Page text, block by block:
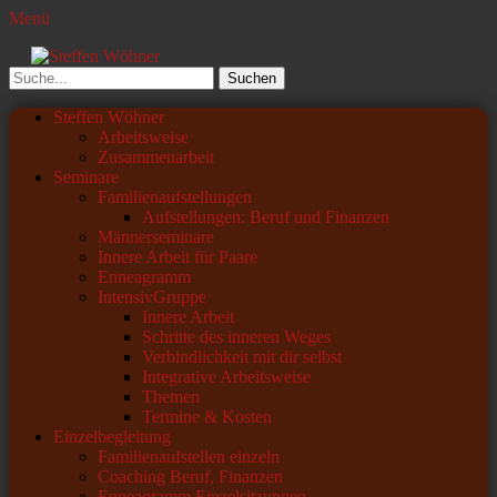
Menü
Steffen Wöhner
Lehrer und Seminarleiter
Suchen
nach:
Primäres
Zum
Steffen Wöhner
Arbeitsweise
Zusammenarbeit
Seminare
Familienaufstellungen
Aufstellungen: Beruf und Finanzen
Männerseminare
Innere Arbeit für Paare
Enneagramm
IntensivGruppe
Innere Arbeit
Schritte des inneren Weges
Verbindlichkeit mit dir selbst
Integrative Arbeitsweise
Themen
Termine & Kosten
Einzelbegleitung
Familienaufstellen einzeln
Coaching Beruf, Finanzen